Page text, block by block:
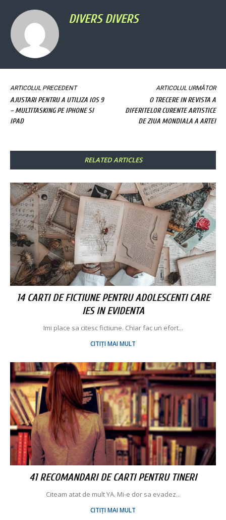
DIVERS DIVERS
ARTICOLUL PRECEDENT
AJUSTARI PENTRU A UTILIZA IOS 9
– MULTITASKING PE IPHONE SI
IPAD
ARTICOLUL URMĂTOR
O TRECERE IN REVISTA A
DIFERITELOR CURENTE ARTISTICE
DE ZIUA MONDIALA A ARTEI
RELATED ARTICLES
14 CARTI DE FICTIUNE PENTRU ADOLESCENTI CARE
IES IN EVIDENTA
Imi place sa citesc fictiune. Chiar fac un efort...
CITIȚI MAI MULT
41 RECOMANDARI DE CARTI PENTRU TINERI
Citeam atat de mult YA. Mi-e dor sa evadez...
CITIȚI MAI MULT